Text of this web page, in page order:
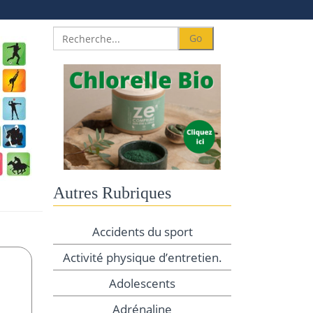
Autres Rubriques
Accidents du sport
Activité physique d’entretien.
Adolescents
Adrénaline